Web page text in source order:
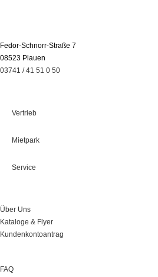
Fedor-Schnorr-Straße 7
08523 Plauen
03741 / 41 51 0 50
Vertrieb
Mietpark
Service
Über Uns
Kataloge & Flyer
Kundenkontoantrag
FAQ